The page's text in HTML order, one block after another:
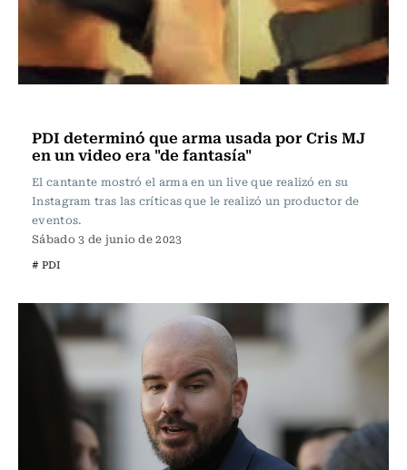
PDI determinó que arma usada por Cris MJ
en un video era "de fantasía"
El cantante mostró el arma en un live que realizó en su
Instagram tras las críticas que le realizó un productor de
eventos.
Sábado 3 de junio de 2023
# PDI